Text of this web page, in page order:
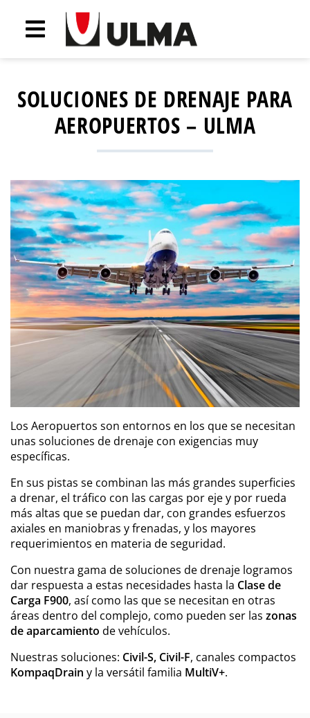
SOLUCIONES DE DRENAJE PARA
AEROPUERTOS – ULMA
Los Aeropuertos son entornos en los que se necesitan
unas soluciones de drenaje con exigencias muy
específicas.
En sus pistas se combinan las más grandes superficies
a drenar, el tráfico con las cargas por eje y por rueda
más altas que se puedan dar, con grandes esfuerzos
axiales en maniobras y frenadas, y los mayores
requerimientos en materia de seguridad.
Con nuestra gama de soluciones de drenaje logramos
dar respuesta a estas necesidades hasta la Clase de
Carga F900, así como las que se necesitan en otras
áreas dentro del complejo, como pueden ser las zonas
de aparcamiento de vehículos.
Nuestras soluciones: Civil-S, Civil-F, canales compactos
KompaqDrain y la versátil familia MultiV+.